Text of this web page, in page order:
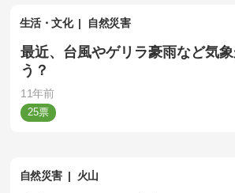
生活・文化 自然災害
最近、台風やゲリラ豪雨など気
う？
11年前
25
自然災害 火山